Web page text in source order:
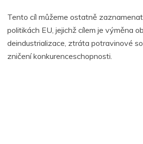
Tento cíl můžeme ostatně
politikách EU, jejichž cílem je výměna
deindustrializace, ztráta potravinové
zničení konkurenceschopnosti.